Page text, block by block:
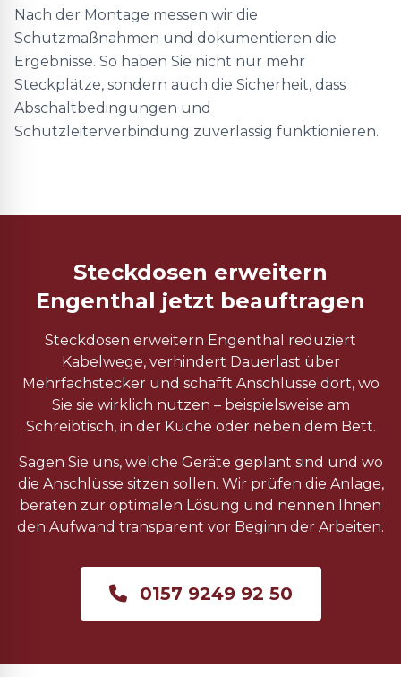
Nach der Montage messen wir die
Schutzmaßnahmen und dokumentieren die
Ergebnisse. So haben Sie nicht nur mehr
Steckplätze, sondern auch die Sicherheit, dass
Abschaltbedingungen und
Schutzleiterverbindung zuverlässig funktionieren.
Steckdosen erweitern
Engenthal jetzt beauftragen
Steckdosen erweitern Engenthal reduziert
Kabelwege, verhindert Dauerlast über
Mehrfachstecker und schafft Anschlüsse dort, wo
Sie sie wirklich nutzen – beispielsweise am
Schreibtisch, in der Küche oder neben dem Bett.
Sagen Sie uns, welche Geräte geplant sind und wo
die Anschlüsse sitzen sollen. Wir prüfen die Anlage,
beraten zur optimalen Lösung und nennen Ihnen
den Aufwand transparent vor Beginn der Arbeiten.
0157 9249 92 50